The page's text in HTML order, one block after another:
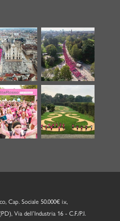
Cap. Sociale 50.000€ i.v.,
Via dell’Industria 16 - C.F./P.I.